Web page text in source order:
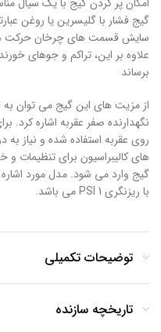
گیج فشار با گلیسرین یا روغن
سایش قسمت های چرخان حرکت
علاوه بر این، تراکم و جوهای
برساند
از مزیت های این گیج می توان
نگهدارنده صفر عقربه اشاره کرد.
روی عقربه استفاده شده و نیاز
های کالیبراسیون برای تنظیمات و
با ریزنگری 1 PSI می باشد.
توضیحات تکمیلی
تاریخچه سازنده